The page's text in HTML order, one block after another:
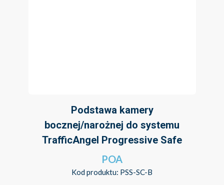
Podstawa kamery
bocznej/narożnej do systemu
TrafficAngel Progressive Safe
POA
Kod produktu: PSS-SC-B